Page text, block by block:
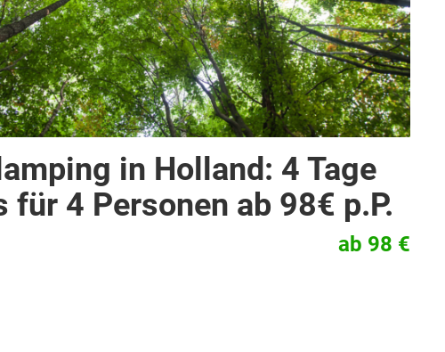
in Holland: 4 Tage
für 4 Personen ab 98€ p.P.
ab 98 €